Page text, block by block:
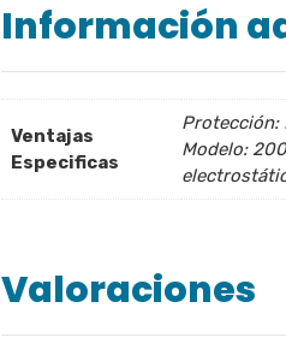
Información
Ventajas
Especificas
Protección:
Modelo:
Valoraciones